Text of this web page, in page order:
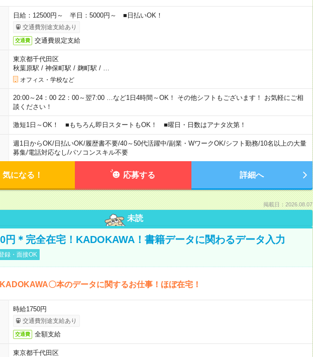
日給：12500円～ 半日：5000円～ ■日払いOK！
交通費別途支給あり
交通費 交通費規定支給
東京都千代田区
秋葉原駅 / 神保町駅 / 麹町駅 /
オフィス・学校など
20:00～24：00 22：00～翌7:00 …など1日4時間～OK！ その他シフトもございます！ お気軽にご相
談ください！
激短1日～OK！ ■もちろん即日スタートもOK！ ■曜日・日数はアナタ次第！
週1日からOK/日払いOK/履歴書不要/40～50代活躍中/副業・WワークOK/シフト勤務/10名以上の大量
募集/電話対応なし/パソコンスキル不要
気になる！ 応募する 詳細へ
掲載日：2026.08.07
未読
円＊完全在宅！KADOKAWA！書籍データに関わるデータ入力
録・面接OK
〇本のデータに関するお仕事！ほぼ在宅！
時給1750円
交通費別途支給あり
交通費 全額支給
東京都千代田区